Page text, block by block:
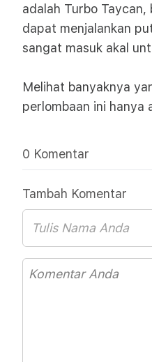
adalah Turbo
dapat menjalankan
sangat masuk akal
Melihat banyaknya
perlombaan ini hanya
0 Komentar
Tambah Komentar